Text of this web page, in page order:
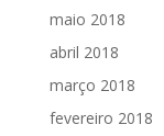
maio 2018
abril 2018
março 2018
fevereiro 2018